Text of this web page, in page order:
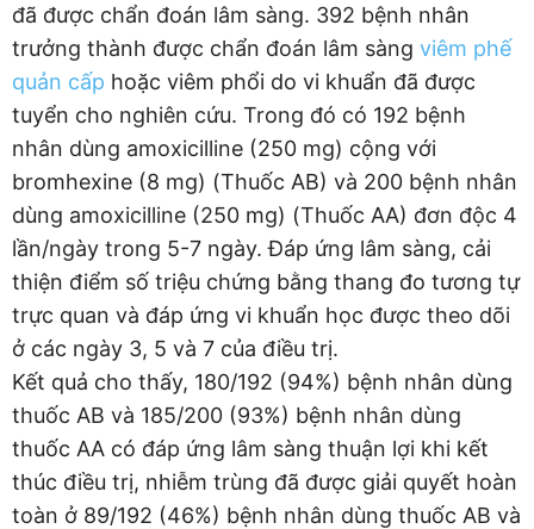
đã được chẩn đoán lâm sàng. 392 bệnh nhân
trưởng thành được chẩn đoán lâm sàng viêm phế
quản cấp hoặc viêm phổi do vi khuẩn đã được
tuyển cho nghiên cứu. Trong đó có 192 bệnh
nhân dùng amoxicilline (250 mg) cộng với
bromhexine (8 mg) (Thuốc AB) và 200 bệnh nhân
dùng amoxicilline (250 mg) (Thuốc AA) đơn độc 4
lần/ngày trong 5-7 ngày. Đáp ứng lâm sàng, cải
thiện điểm số triệu chứng bằng thang đo tương tự
trực quan và đáp ứng vi khuẩn học được theo dõi
ở các ngày 3, 5 và 7 của điều trị.
Kết quả cho thấy, 180/192 (94%) bệnh nhân dùng
thuốc AB và 185/200 (93%) bệnh nhân dùng
thuốc AA có đáp ứng lâm sàng thuận lợi khi kết
thúc điều trị, nhiễm trùng đã được giải quyết hoàn
toàn ở 89/192 (46%) bệnh nhân dùng thuốc AB và